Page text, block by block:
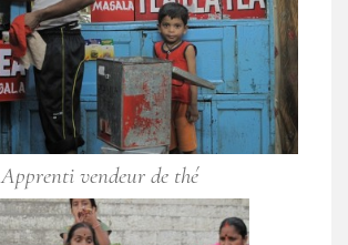
Apprenti vendeur de thé